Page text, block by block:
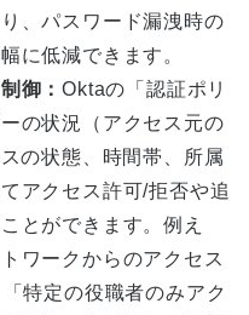
、パスワード漏洩時の
に低減できます。
御：Oktaの「認証ポリ
の状況（アクセス元の
の状態、時間帯、所属
アクセス許可/拒否や追
とができます。例え
ワークからのアクセス
特定の役職者のみアク